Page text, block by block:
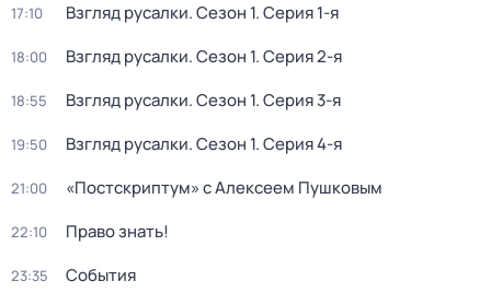
17:10 Взгляд русалки. Сезон 1. Серия 1-я
18:00 Взгляд русалки. Сезон 1. Серия 2-я
18:55 Взгляд русалки. Сезон 1. Серия 3-я
19:50 Взгляд русалки. Сезон 1. Серия 4-я
21:00 «Постскриптум» с Алексеем Пушковым
22:10 Право знать!
23:35 События